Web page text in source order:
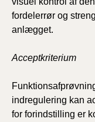
fordelerrør og
anlægget.
Acceptkriterium
indregulering kan
for forindstilling er